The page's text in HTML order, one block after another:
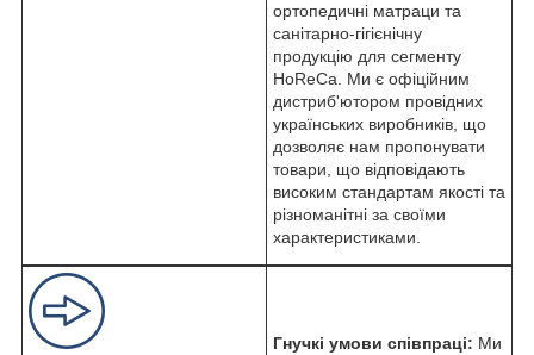
ортопедичні матраци та
санітарно-гігієнічну
продукцію для сегменту
HoReCa. Ми є офіційним
дистриб'ютором провідних
українських виробників, що
дозволяє нам пропонувати
товари, що відповідають
високим стандартам якості та
різноманітні за своїми
характеристиками.
Гнучкі умови співпраці: Ми